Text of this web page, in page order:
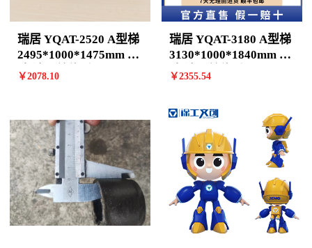
瑞居 YQAT-2520 A型梯
2495*1000*1475mm 7
阶 计价单位:个
￥2078.10
瑞居 YQAT-3180 A型梯
3130*1000*1840mm 9
阶 计价单位:个
￥2355.54